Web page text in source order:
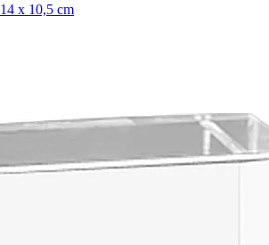
14 x 10,5 cm